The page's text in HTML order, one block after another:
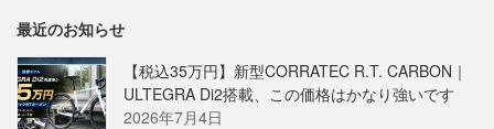
最近のお知らせ
【税込35万円】新型CORRATEC R.T. CARBON｜
ULTEGRA Di2搭載、この価格はかなり強いです
2026年7月4日